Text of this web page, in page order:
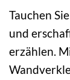
Tauchen
und
erzählen.